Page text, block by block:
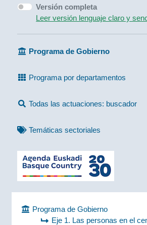
Versión completa
Leer versión lenguaje claro y
Programa de Gobierno
Programa por departamentos
Todas las actuaciones: buscador
Temáticas sectoriales
Programa de Gobierno
Eje 1. Las personas en el